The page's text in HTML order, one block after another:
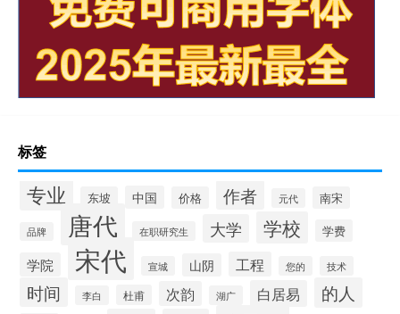
标签
专业 东坡 中国 价格 作者 元代 南宋
品牌 唐代 在职研究生 大学 学校 学费
学院 宋代 宣城 山阴 工程 您的 技术
时间 李白 杜甫 次韵 湖广 白居易 的人